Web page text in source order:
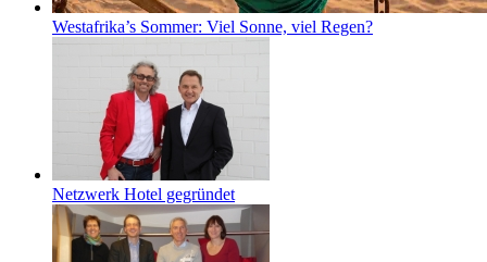
Westafrika’s Sommer: Viel Sonne, viel Regen?
Netzwerk Hotel gegründet